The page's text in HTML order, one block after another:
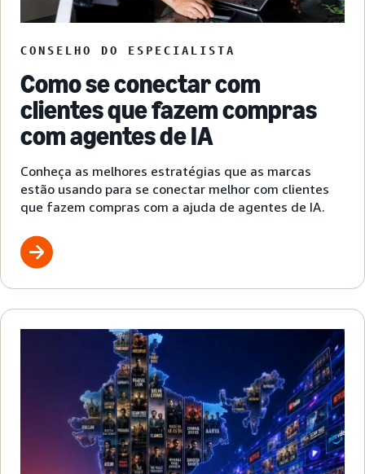
CONSELHO DO ESPECIALISTA
Como se conectar com
clientes que fazem compras
com agentes de IA
Conheça as melhores estratégias que as marcas
estão usando para se conectar melhor com clientes
que fazem compras com a ajuda de agentes de IA.